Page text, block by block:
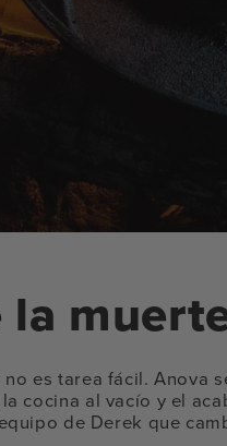
la
es tarea fácil. Anova
cocina al vacío y el
de Derek que